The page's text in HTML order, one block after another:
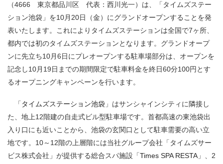
（4666 東京都品川区 代表：西川光一）は、「タイムズステー
ション池袋」を10月20日（金）にグランドオープンすることを発
表いたします。これによりタイムズステーションは全国で7ヶ所、
都内では初のタイムズステーションとなります。グランドオープ
ンに先立ち10月6日にプレオープンする駐車場部分は、オープンを
記念し10月19日までの期間限定で駐車料金を終日60分100円とす
るオープニングキャンペーンを行います。
「 タイムズステーション池袋 」はサンシャインシティに隣接し
た、地上12階建の自走式ビル型駐車場です。首都高速の東池袋出
入り口にも近いことから、池袋の玄関口として駐車需要の高い立
地です。10～12階の上層階には当社グループ会社「タイムズサー
ビス株式会社」が提供する総合スパ施設「Times SPA RESTA 」、2